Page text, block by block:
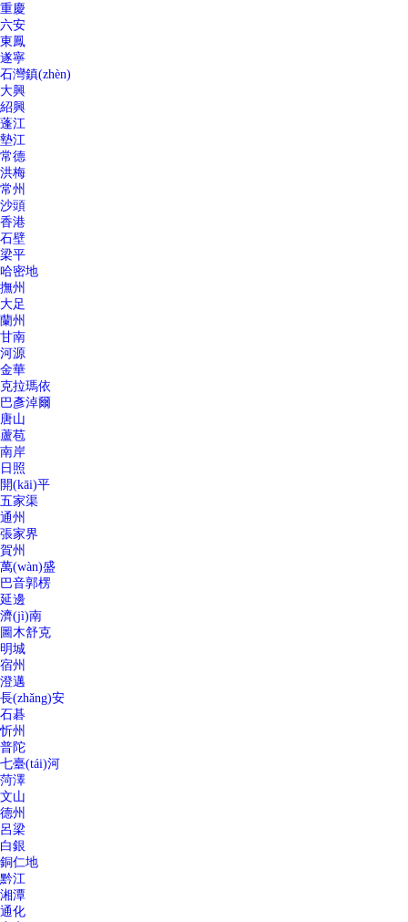
重慶
六安
東鳳
遂寧
石灣鎮(zhèn)
大興
紹興
蓬江
墊江
常德
洪梅
常州
沙頭
香港
石壁
梁平
哈密地
撫州
大足
蘭州
甘南
河源
金華
克拉瑪依
巴彥淖爾
唐山
蘆苞
南岸
日照
開(kāi)平
五家渠
通州
張家界
賀州
萬(wàn)盛
巴音郭楞
延邊
濟(jì)南
圖木舒克
明城
宿州
澄邁
長(zhǎng)安
石碁
忻州
普陀
七臺(tái)河
菏澤
文山
德州
呂梁
白銀
銅仁地
黔江
湘潭
通化